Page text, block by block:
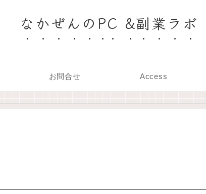
なかぜんのPC &副業ラボ
お問合せ Access